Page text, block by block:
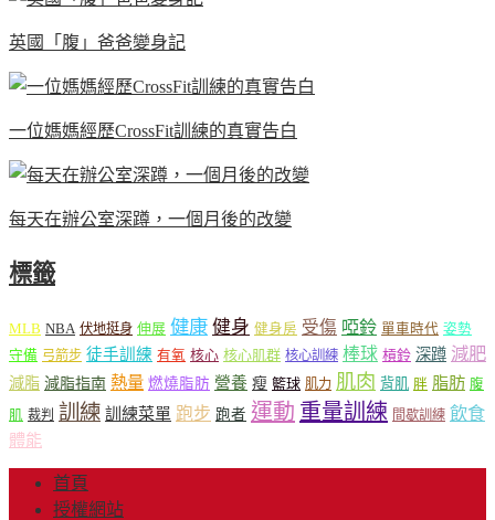
英國「腹」爸爸變身記
一位媽媽經歷CrossFit訓練的真實告白
每天在辦公室深蹲，一個月後的改變
標籤
MLB NBA 伏地挺身 伸展 健康 健身 健身房 受傷 啞鈴 單車時代 姿勢
守備 弓箭步 徒手訓練 有氧 核心 核心肌群 核心訓練 棒球 槓鈴 深蹲 減肥
減脂 減脂指南 熱量 燃燒脂肪 營養 瘦 籃球 肌力 肌肉 背肌 胖 脂肪 腹
肌 裁判 訓練 訓練菜單 跑步 跑者 運動 重量訓練 間歇訓練 飲食
體能
首頁
授權網站